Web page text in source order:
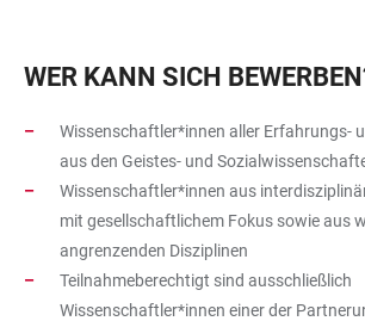
WER KANN SICH
Wissenschaftler*innen aller Erfahrungs-
aus den Geistes- und
Wissenschaftler*innen aus
mit gesellschaftlichem Fokus sowie aus
angrenzenden Disziplinen
Teilnahmeberechtigt sind ausschließlich
Wissenschaftler*innen einer der